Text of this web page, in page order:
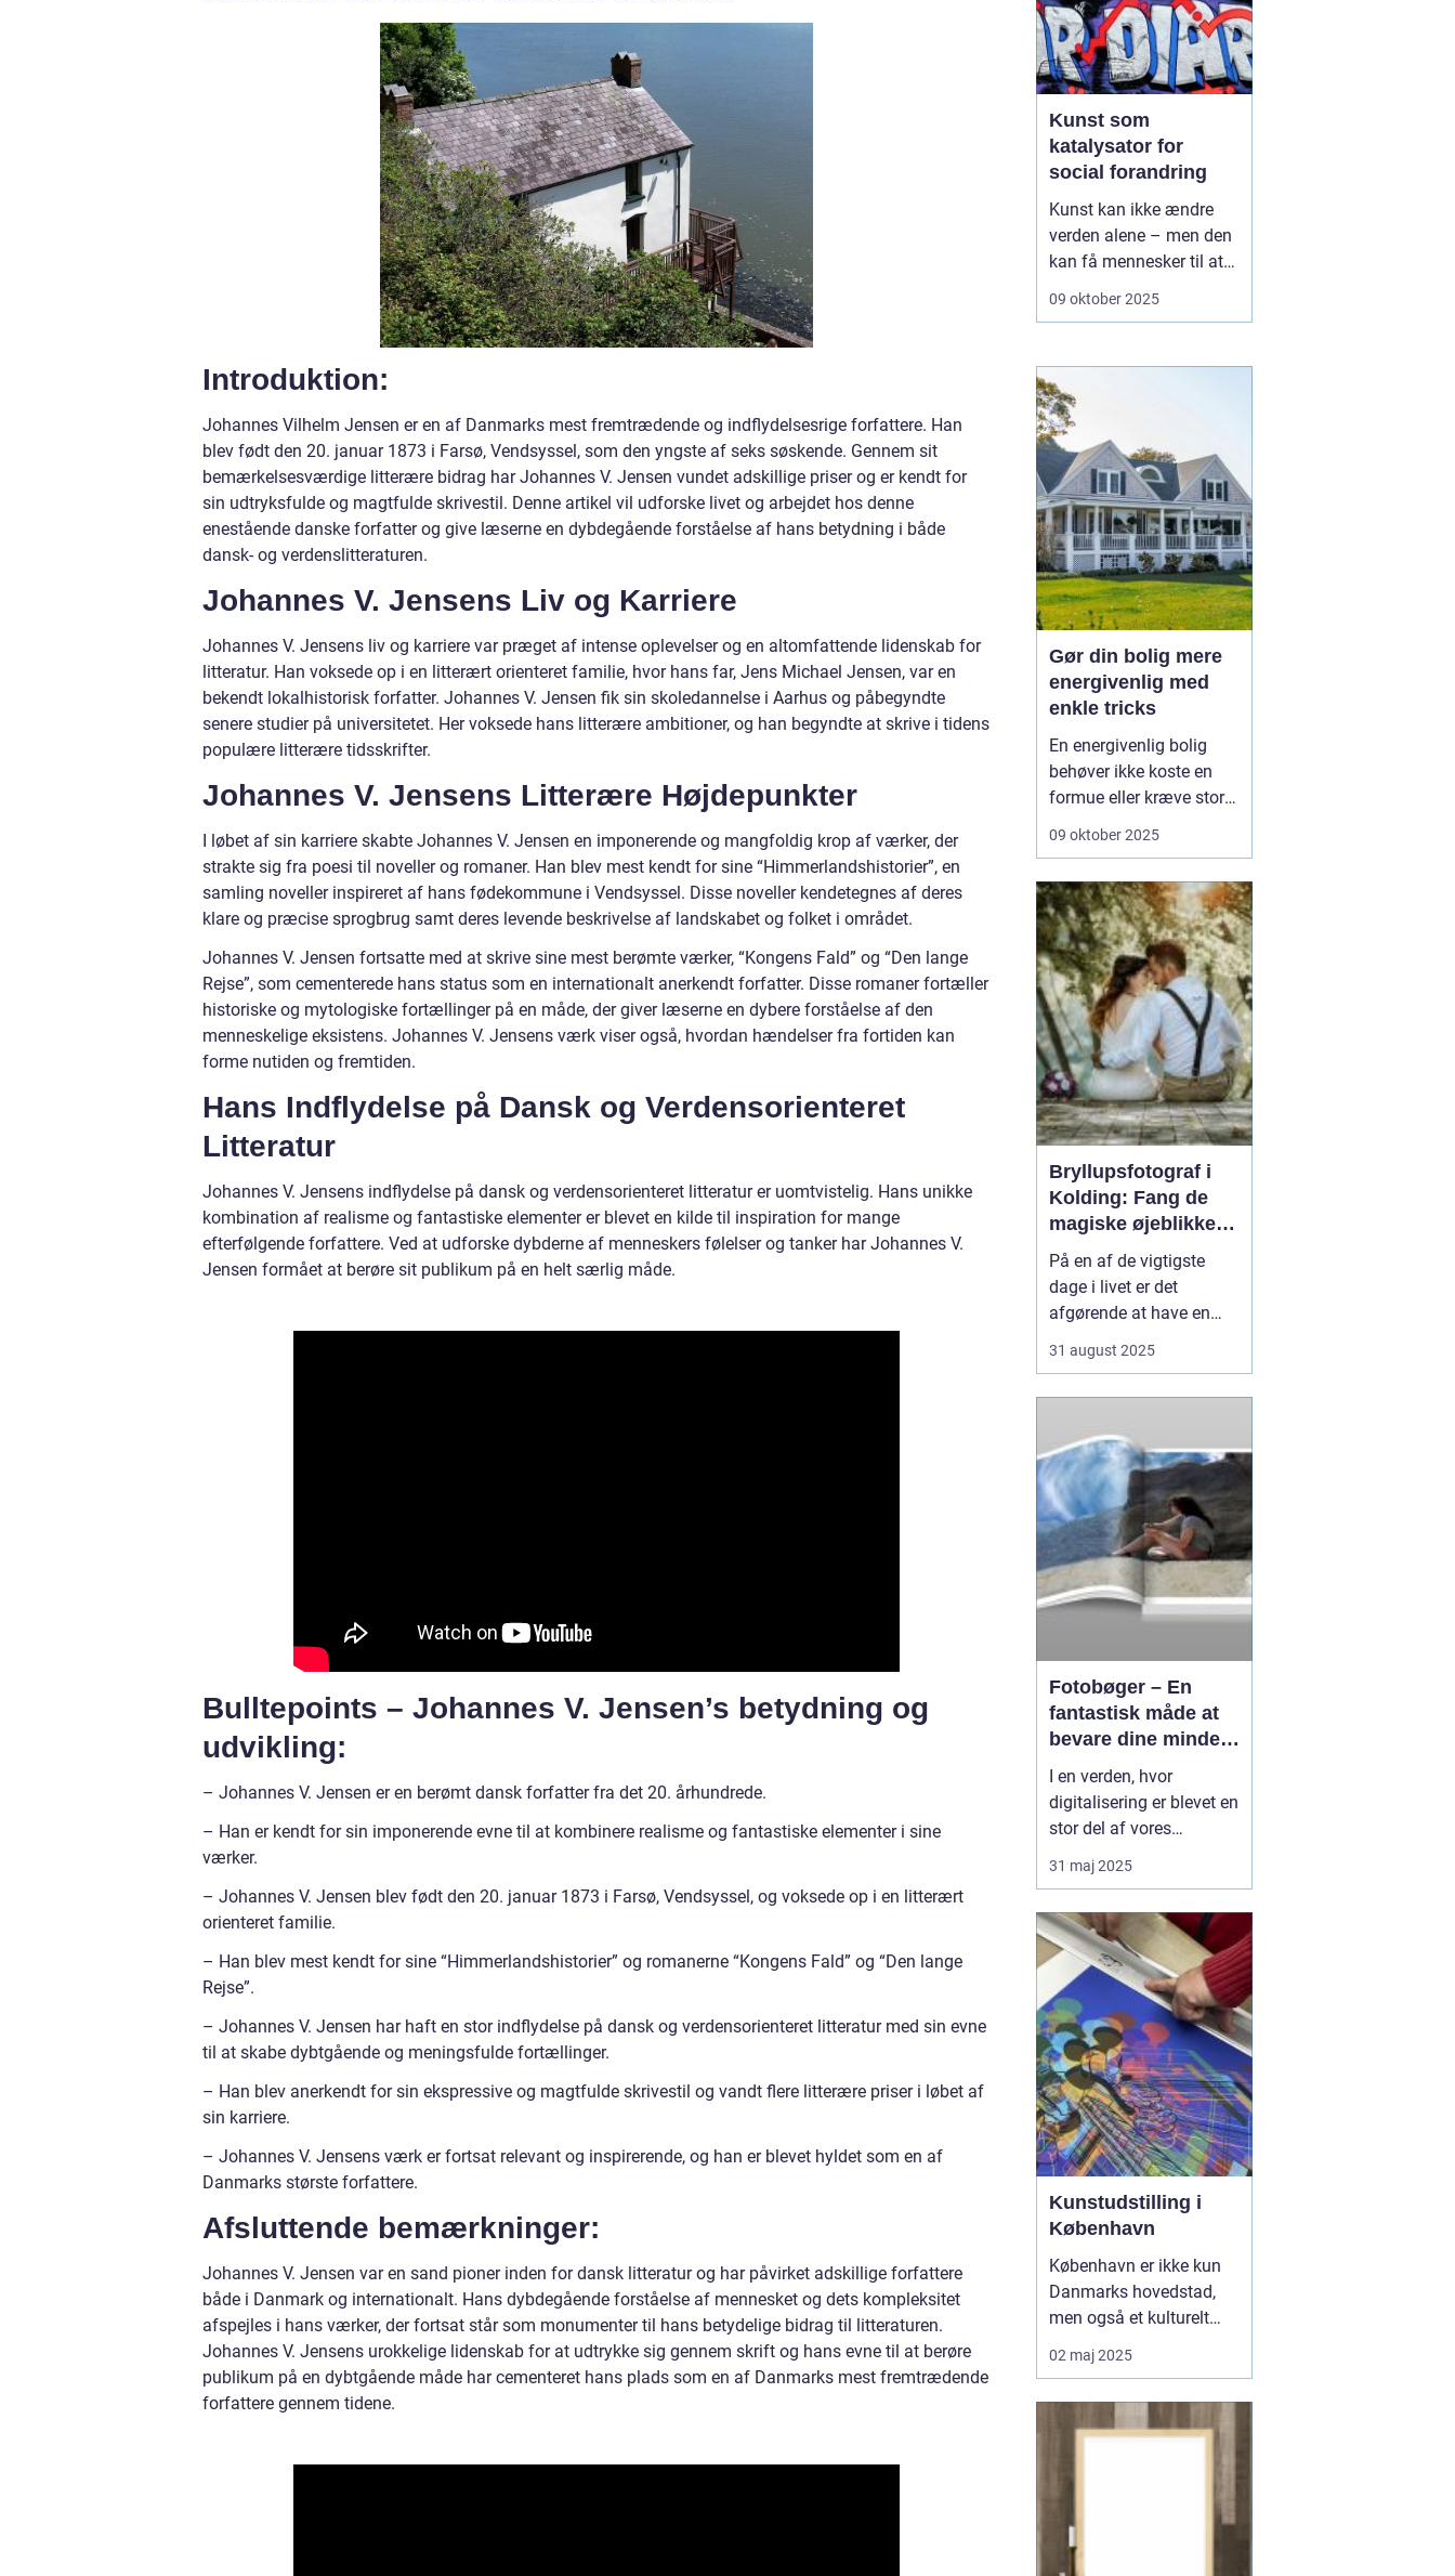
Introduktion:
Johannes Vilhelm Jensen er en af Danmarks mest fremtrædende og indflydelsesrige forfattere. Han
blev født den 20. januar 1873 i Farsø, Vendsyssel, som den yngste af seks søskende. Gennem sit
bemærkelsesværdige litterære bidrag har Johannes V. Jensen vundet adskillige priser og er kendt for
sin udtryksfulde og magtfulde skrivestil. Denne artikel vil udforske livet og arbejdet hos denne
enestående danske forfatter og give læserne en dybdegående forståelse af hans betydning i både
dansk- og verdenslitteraturen.
Johannes V. Jensens Liv og Karriere
Johannes V. Jensens liv og karriere var præget af intense oplevelser og en altomfattende lidenskab for
litteratur. Han voksede op i en litterært orienteret familie, hvor hans far, Jens Michael Jensen, var en
bekendt lokalhistorisk forfatter. Johannes V. Jensen fik sin skoledannelse i Aarhus og påbegyndte
senere studier på universitetet. Her voksede hans litterære ambitioner, og han begyndte at skrive i tidens
populære litterære tidsskrifter.
Johannes V. Jensens Litterære Højdepunkter
I løbet af sin karriere skabte Johannes V. Jensen en imponerende og mangfoldig krop af værker, der
strakte sig fra poesi til noveller og romaner. Han blev mest kendt for sine “Himmerlandshistorier”, en
samling noveller inspireret af hans fødekommune i Vendsyssel. Disse noveller kendetegnes af deres
klare og præcise sprogbrug samt deres levende beskrivelse af landskabet og folket i området.
Johannes V. Jensen fortsatte med at skrive sine mest berømte værker, “Kongens Fald” og “Den lange
Rejse”, som cementerede hans status som en internationalt anerkendt forfatter. Disse romaner fortæller
historiske og mytologiske fortællinger på en måde, der giver læserne en dybere forståelse af den
menneskelige eksistens. Johannes V. Jensens værk viser også, hvordan hændelser fra fortiden kan
forme nutiden og fremtiden.
Hans Indflydelse på Dansk og Verdensorienteret
Litteratur
Johannes V. Jensens indflydelse på dansk og verdensorienteret litteratur er uomtvistelig. Hans unikke
kombination af realisme og fantastiske elementer er blevet en kilde til inspiration for mange
efterfølgende forfattere. Ved at udforske dybderne af menneskers følelser og tanker har Johannes V.
Jensen formået at berøre sit publikum på en helt særlig måde.
Bulltepoints – Johannes V. Jensen’s betydning og
udvikling:
– Johannes V. Jensen er en berømt dansk forfatter fra det 20. århundrede.
– Han er kendt for sin imponerende evne til at kombinere realisme og fantastiske elementer i sine
værker.
– Johannes V. Jensen blev født den 20. januar 1873 i Farsø, Vendsyssel, og voksede op i en litterært
orienteret familie.
– Han blev mest kendt for sine “Himmerlandshistorier” og romanerne “Kongens Fald” og “Den lange
Rejse”.
– Johannes V. Jensen har haft en stor indflydelse på dansk og verdensorienteret litteratur med sin evne
til at skabe dybtgående og meningsfulde fortællinger.
– Han blev anerkendt for sin ekspressive og magtfulde skrivestil og vandt flere litterære priser i løbet af
sin karriere.
– Johannes V. Jensens værk er fortsat relevant og inspirerende, og han er blevet hyldet som en af
Danmarks største forfattere.
Afsluttende bemærkninger:
Johannes V. Jensen var en sand pioner inden for dansk litteratur og har påvirket adskillige forfattere
både i Danmark og internationalt. Hans dybdegående forståelse af mennesket og dets kompleksitet
afspejles i hans værker, der fortsat står som monumenter til hans betydelige bidrag til litteraturen.
Johannes V. Jensens urokkelige lidenskab for at udtrykke sig gennem skrift og hans evne til at berøre
publikum på en dybtgående måde har cementeret hans plads som en af Danmarks mest fremtrædende
forfattere gennem tidene.
Kunst som
katalysator for
social forandring
Kunst kan ikke ændre
verden alene – men den
kan få mennesker til at
se verden på en ny
drivkraft for social
forandring: et sprog, der
overskrider politik, klasse
og kultur. ...
09 oktober 2025
Gør din bolig mere
energivenlig med
enkle tricks
En energivenlig bolig
behøver ikke koste en
formue eller kræve store
renoveringer. Ofte ligger
kan lave med det
samme. Det handler om
at bruge energien
smartere – ikke n&o...
09 oktober 2025
Bryllupsfotograf i
Kolding: Fang de
magiske øjeblikke
på din store dag
På en af de vigtigste
dage i livet er det
afgørende at have en
bryllupsfotograf, der kan
Den rette fotograf vil
fange både de små
detaljer og de store fø...
31 august 2025
Fotobøger – En
fantastisk måde at
bevare dine minder
på
I en verden, hvor
digitalisering er blevet en
stor del af vores
hverdag, er der stadig
noget særligt ved at
hænderne. Fotobøger
giver en unik mulighed
for at samle og bevare
billeder på en æstetis...
31 maj 2025
Kunstudstilling i
København
København er ikke kun
Danmarks hovedstad,
men også et kulturelt
knudepunkt for
kunstentusiaster. Byen er
kunstudstillinger, der
strækker sig fra moderne
artikel udforskes...
02 maj 2025